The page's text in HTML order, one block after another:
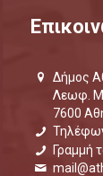
Δήμος
Λεωφ.
7600
Γραμμή